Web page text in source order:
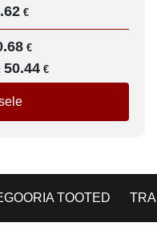
€
€
50.44 €
TOOTED